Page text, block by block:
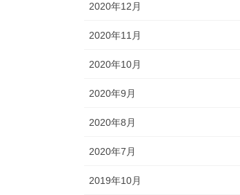
2020年12月
2020年11月
2020年10月
2020年9月
2020年8月
2020年7月
2019年10月